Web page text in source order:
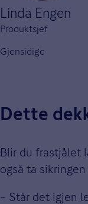
Linda Engen
Produktsjef
Gjensidige
Dette
Blir du frastjålet
også ta
– Står det igjen